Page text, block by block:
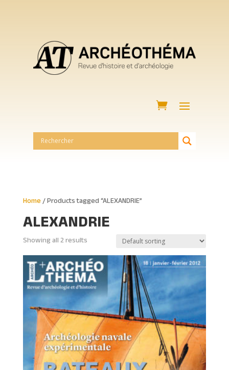
Home / Products tagged “ALEXANDRIE”
ALEXANDRIE
Showing all 2 results